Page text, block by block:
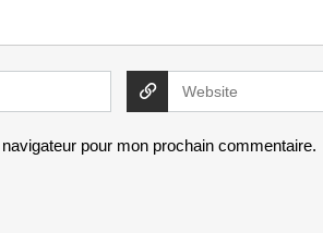
pour mon prochain commentaire.